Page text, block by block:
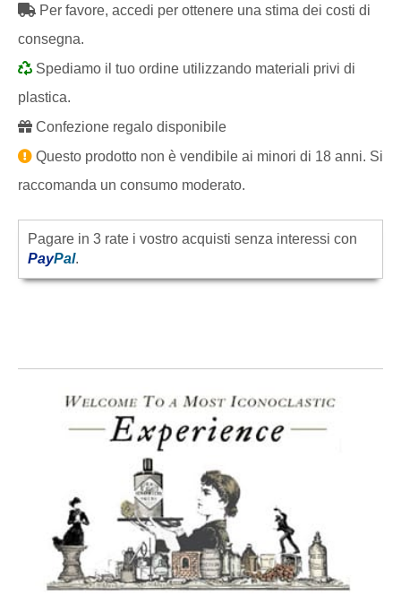
Per favore, accedi per ottenere una stima dei costi di
consegna.
Spediamo il tuo ordine utilizzando materiali privi di
plastica.
Confezione regalo disponibile
Questo prodotto non è vendibile ai minori di 18 anni. Si
raccomanda un consumo moderato.
Pagare in 3 rate i vostro acquisti senza interessi con
PayPal.